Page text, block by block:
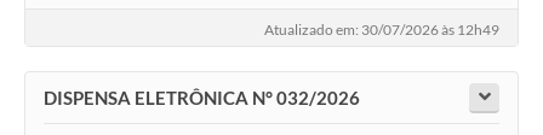
Atualizado em: 30/07/2026 às 12h49
DISPENSA ELETRÔNICA N° 032/2026